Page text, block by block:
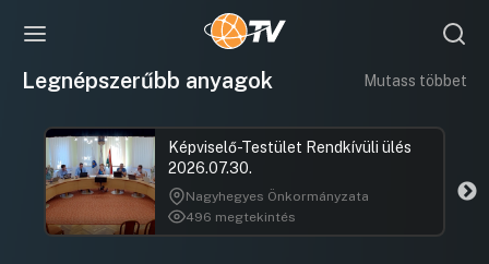
Legnépszerűbb anyagok Mutass többet
Képviselő-Testület Rendkívüli ülés
2026.07.30.
Nagyhegyes Önkormányzata
496 megtekintés